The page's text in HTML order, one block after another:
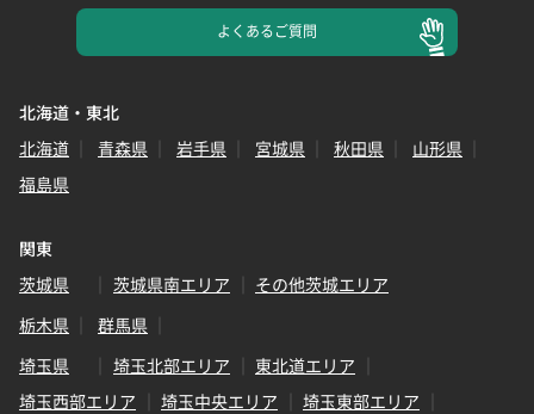
よくあるご質問
北海道・東北
北海道
青森県 岩手県 宮城県 秋田県
山形県
福島県
関東
茨城県
茨城県南エリア
その他茨城エリア
栃木県
群馬県
埼玉県
埼玉北部エリア
東北道エリア
埼玉西部エリア
埼玉中央エリア
埼玉東部エリア